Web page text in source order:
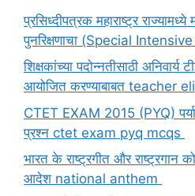
प्रसिध्दीपत्रक महाराष्ट्र
पुनरिक्षणाचा (Special
शिक्षकांच्या पदोन्नतीसाठी अनिवार्य
आयोजित करण्याबाबत teacher
CTET EXAM 2015 (PYQ)
प्रश्न ctet exam pyq mcqs
भारत के राष्ट्रगीत और राष्ट्रगान
आदेश national anthem